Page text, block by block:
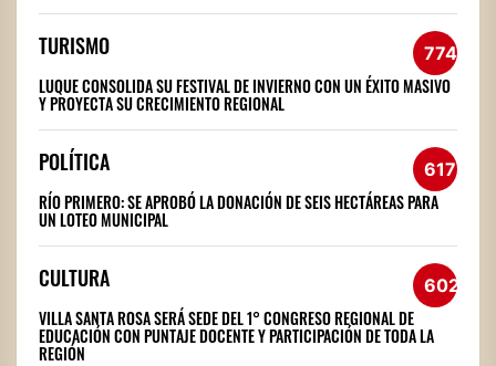
TURISMO 774
LUQUE CONSOLIDA SU FESTIVAL DE INVIERNO CON UN ÉXITO MASIVO
Y PROYECTA SU CRECIMIENTO REGIONAL
POLÍTICA 617
RÍO PRIMERO: SE APROBÓ LA DONACIÓN DE SEIS HECTÁREAS PARA
UN LOTEO MUNICIPAL
CULTURA 602
VILLA SANTA ROSA SERÁ SEDE DEL 1° CONGRESO REGIONAL DE
EDUCACIÓN CON PUNTAJE DOCENTE Y PARTICIPACIÓN DE TODA LA
REGIÓN